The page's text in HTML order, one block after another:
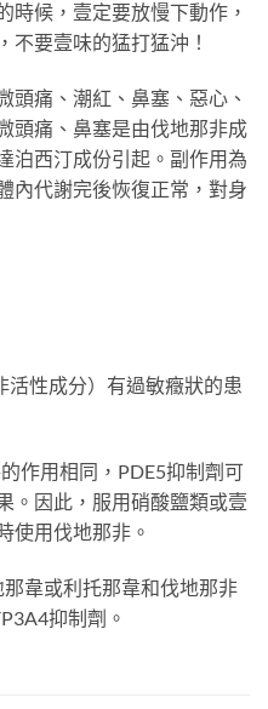
時候，壹定要放慢下動作，
不要壹味的猛打猛沖！
頭痛、潮紅、鼻塞、惡心、
頭痛、鼻塞是由伐地那非成
泊西汀成份引起。副作用為
內代謝完後恢復正常，對身
活性成分）有過敏癥狀的患
作用相同，PDE5抑制劑可
。因此，服用硝酸鹽類或壹
使用伐地那非。
韋或利托那韋和伐地那非
抑制劑。